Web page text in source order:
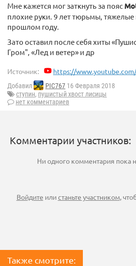
Мне кажется мог заткнуть за пояс
плохие руки. 9 лет тюрьмы, тяжелые
прошлом году.
Зато оставил после себя хиты
Гром", «Лед и ветер» и др
Источник: https://
Добавил PIC767 16 Февраля 2018
ступин, пушистый хвост лисицы
нет комментариев
Комментарии участников:
Ни одного комментария пока
Войдите илистаньте участником,
Также смотрите: